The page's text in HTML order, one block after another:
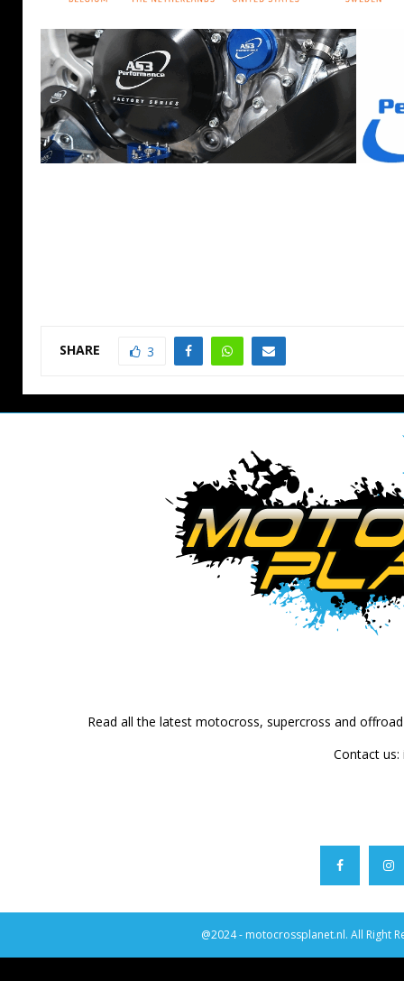
SHARE 3
Read all the latest motocross, supercross and
Contact us:
@2024 - motocrossplanet.nl. All Right